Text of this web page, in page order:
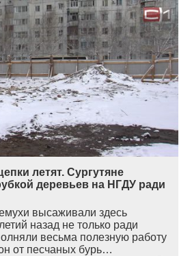
летят. Сургутяне
деревьев на НГДУ ради
высаживали здесь
назад не только ради
весьма полезную работу
от песчаных бурь…